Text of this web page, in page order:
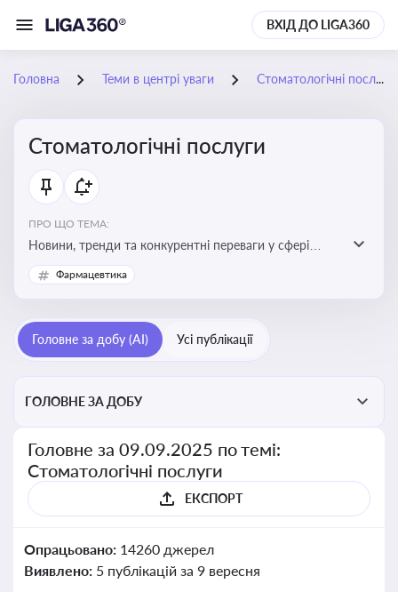
ВХІД ДО LIGA360
Головна Теми в центрі уваги Стоматологічні послуги
Стоматологічні послуги
ПРО ЩО ТЕМА:
Новини, тренди та конкурентні переваги у сфері
стоматологічних послуг. Використання новітніх
технологій та стратегій для покращення
Фармацевтика
Головне за добу (AI) Усі публікації
ГОЛОВНЕ ЗА ДОБУ
Головне за 09.09.2025 по темі:
Стоматологічні послуги
ЕКСПОРТ
Опрацьовано: 14260 джерел
Виявлено: 5 публікацій за 9 вересня